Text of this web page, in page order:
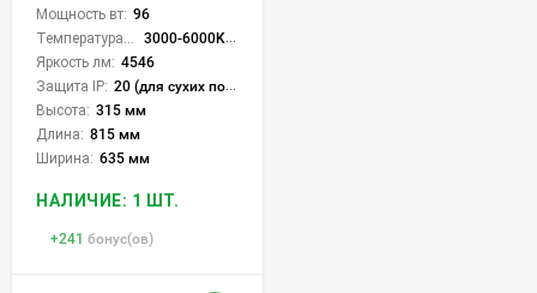
Мощность вт: 96
3000-6000K (плавная рег.)
Яркость лм: 4546
Защита IP: 20 (для сухих пом.)
Высота: 315 мм
Длина: 815 мм
Ширина: 635 мм
НАЛИЧИЕ: 1 ШТ.
+241 бонус(ов)